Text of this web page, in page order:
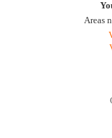
Areas